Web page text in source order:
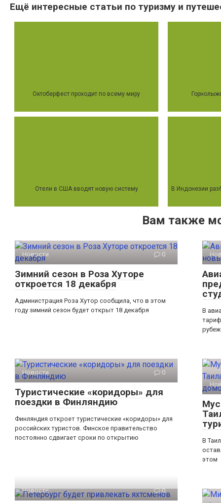
Ещё интересные статьи по туризму и
Октоберфест проходит по всему миру
Отели в США вводят новую систему В Индонезии
Вам также
Новости 0
Зимний сезон в Роза Хуторе
откроется 18 декабря
Администрация Роза Хутор сообщила, что в этом
году зимний сезон будет открыт 18 декабря
В
Новости 0
Туристические «коридоры» для
поездки в Финляндию
Финляндия откроет туристические «коридоры» для
российских туристов. Финское правительство
постоянно сдвигает сроки по открытию
В
этом
Новости 0